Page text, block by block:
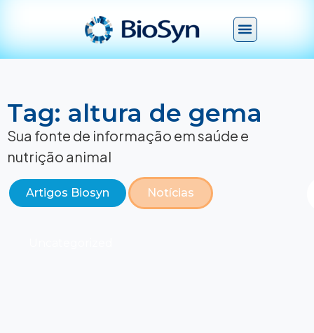
Tag: altura de gema
Sua fonte de informação em saúde e
nutrição animal
Artigos Biosyn Notícias